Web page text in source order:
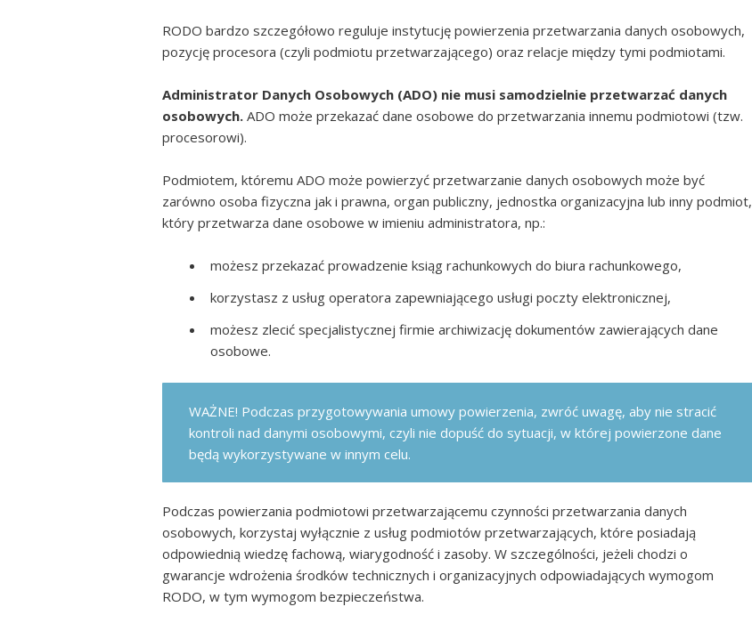
RODO bardzo szczegółowo reguluje instytucję powierzenia przetwarzania danych osobowych,
pozycję procesora (czyli podmiotu przetwarzającego) oraz relacje między tymi podmiotami.
Administrator Danych Osobowych (ADO) nie musi samodzielnie przetwarzać danych
osobowych. ADO może przekazać dane osobowe do przetwarzania innemu podmiotowi (tzw.
procesorowi).
Podmiotem, któremu ADO może powierzyć przetwarzanie danych osobowych może być
zarówno osoba fizyczna jak i prawna, organ publiczny, jednostka organizacyjna lub inny podmiot,
który przetwarza dane osobowe w imieniu administratora, np.:
możesz przekazać prowadzenie ksiąg rachunkowych do biura rachunkowego,
korzystasz z usług operatora zapewniającego usługi poczty elektronicznej,
możesz zlecić specjalistycznej firmie archiwizację dokumentów zawierających dane
osobowe.
WAŻNE! Podczas przygotowywania umowy powierzenia, zwróć uwagę, aby nie stracić
kontroli nad danymi osobowymi, czyli nie dopuść do sytuacji, w której powierzone dane
będą wykorzystywane w innym celu.
Podczas powierzania podmiotowi przetwarzającemu czynności przetwarzania danych
osobowych, korzystaj wyłącznie z usług podmiotów przetwarzających, które posiadają
odpowiednią wiedzę fachową, wiarygodność i zasoby. W szczególności, jeżeli chodzi o
gwarancje wdrożenia środków technicznych i organizacyjnych odpowiadających wymogom
RODO, w tym wymogom bezpieczeństwa.